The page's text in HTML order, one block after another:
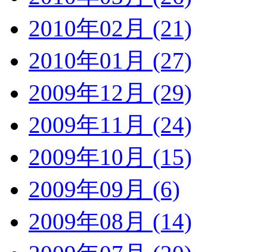
2010年02月 (21)
2010年01月 (27)
2009年12月 (29)
2009年11月 (24)
2009年10月 (15)
2009年09月 (6)
2009年08月 (14)